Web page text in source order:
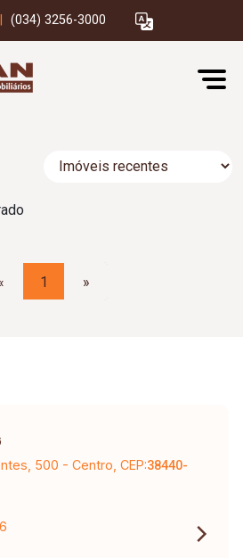
(034) 3256-3000
1 »
500 - Centro, CEP:38440-